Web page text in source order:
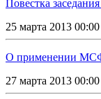
Повестка
25 марта 2013 00:00
О применении
27 марта 2013 00:00